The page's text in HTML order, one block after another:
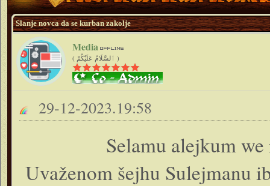
Slanje novca da se kurban zakolje
Media
( ٱلسَّلَامُ عَلَيْكُمْ )
29-12-2023.19:58
Selamu alejkum
Uvaženom šejhu Sulejmanu